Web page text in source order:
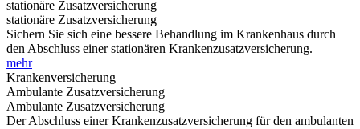
stationäre Zusatzversicherung
stationäre Zusatzversicherung
Sichern Sie sich eine bessere Behandlung im Krankenhaus durch
den Abschluss einer stationären Krankenzusatzversicherung.
mehr
Krankenversicherung
Ambulante Zusatzversicherung
Ambulante Zusatzversicherung
Der Abschluss einer Krankenzusatzversicherung für den ambulanten